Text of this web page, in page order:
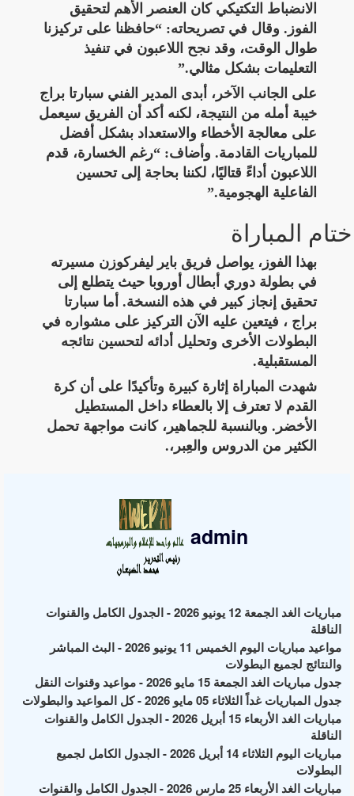
الانضباط التكتيكي كان العنصر الأهم لتحقيق
الفوز. وقال في تصريحاته: “حافظنا على تركيزنا
طوال الوقت، وقد نجح اللاعبون في تنفيذ
التعليمات بشكل مثالي.”
على الجانب الآخر، أبدى المدير الفني سبارتا براج
خيبة أمله من النتيجة، لكنه أكد أن الفريق سيعمل
على معالجة الأخطاء والاستعداد بشكل أفضل
للمباريات القادمة. وأضاف: “رغم الخسارة، قدم
اللاعبون أداءً قتاليًا، لكننا بحاجة إلى تحسين
الفاعلية الهجومية.”
ختام المباراة
بهذا الفوز، يواصل فريق باير ليفركوزن مسيرته
في بطولة دوري أبطال أوروبا حيث يتطلع إلى
تحقيق إنجاز كبير في هذه النسخة. أما سبارتا
براج ، فيتعين عليه الآن التركيز على مشواره في
البطولات الأخرى وتحليل أدائه لتحسين نتائجه
المستقبلية.
شهدت المباراة إثارة كبيرة وتأكيدًا على أن كرة
القدم لا تعترف إلا بالعطاء داخل المستطيل
الأخضر. وبالنسبة للجماهير، كانت مواجهة تحمل
الكثير من الدروس والعِبر،.
admin
مباريات الغد الجمعة 12 يونيو 2026 - الجدول الكامل والقنوات
الناقلة
مواعيد مباريات اليوم الخميس 11 يونيو 2026 - البث المباشر
والنتائج لجميع البطولات
جدول مباريات الغد الجمعة 15 مايو 2026 - مواعيد وقنوات النقل
جدول المباريات غداً الثلاثاء 05 مايو 2026 - كل المواعيد والبطولات
مباريات الغد الأربعاء 15 أبريل 2026 - الجدول الكامل والقنوات
الناقلة
مباريات اليوم الثلاثاء 14 أبريل 2026 - الجدول الكامل لجميع
البطولات
مباريات الغد الأربعاء 25 مارس 2026 - الجدول الكامل والقنوات